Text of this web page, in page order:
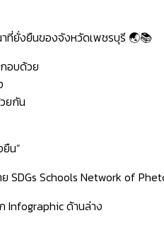
ยั่งยืนของจังหวัดเพชรบุรี 🌏📚
อบด้วย
ยกัน
น”
Schools Network of
Infographic ด้านล่าง